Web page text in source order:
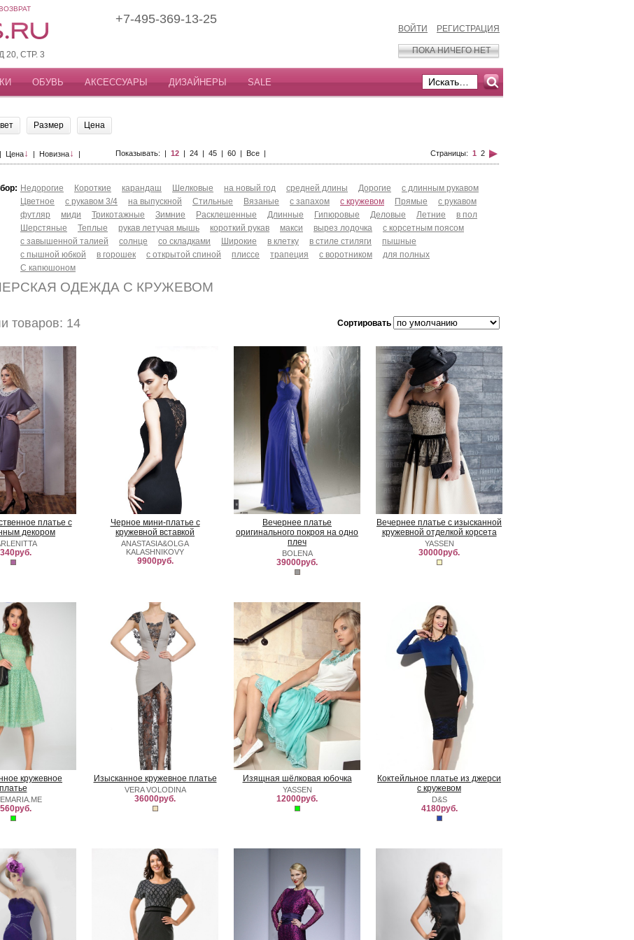
20, СТР. 3
+7-495-369-13-25
ВОЙТИ РЕГИСТРАЦИЯ
ПОКА НИЧЕГО НЕТ
ОБУВЬ АКСЕССУАРЫ ДИЗАЙНЕРЫ SALE
Размер Цена
Цена↓ | Новизна↓ | Показывать: | 12 | 24 | 45 | 60 | Все | Страницы: 1 2
Недорогие Короткие карандаш Шелковые на новый год средней длины Дорогие
с длинным рукавом
Цветное
с рукавом 3/4 на выпускной Стильные Вязаные с запахом с кружевом Прямые
с рукавом
футляр
миди Трикотажные Зимние Расклешенные Длинные Гипюровые Деловые Летние
в пол
Шерстяные
Теплые рукав летучая мышь короткий рукав макси вырез лодочка
с корсетным поясом
с завышенной талией
солнце со складками Широкие в клетку в стиле стиляги
пышные
с пышной юбкой
в горошек с открытой спиной плиссе трапеция с воротником
для полных
С капюшоном
ОДЕЖДА С КРУЖЕВОМ
товаров: 14 Сортировать
платье с
декором
Черное мини-платье с
кружевной вставкой
ANASTASIA&OLGA
KALASHNIKOVY
9900руб.
Вечернее платье
оригинального покроя на одно
плеч
BOLENA
39000руб.
Вечернее платье с изысканной
кружевной отделкой корсета
YASSEN
30000руб.
кружевное
платье
Изысканное кружевное платье
VERA VOLODINA
36000руб.
Изящная шёлковая юбочка
YASSEN
12000руб.
Коктейльное платье из джерси
с кружевом
D&S
4180руб.